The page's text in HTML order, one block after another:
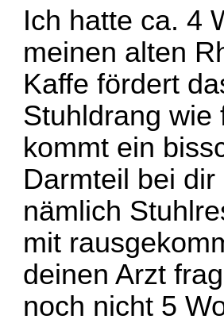
Ich hatte ca. 4
meinen alten
Kaffe fördert
Stuhldrang wie
kommt ein
Darmteil bei
nämlich
mit
deinen Arzt
noch nicht 5